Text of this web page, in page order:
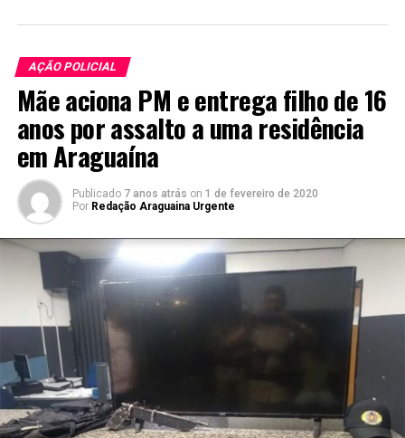
AÇÃO POLICIAL
Mãe aciona PM e entrega filho de 16
anos por assalto a uma residência
em Araguaína
Publicado 7 anos atrás on 1 de fevereiro de 2020
Por Redação Araguaina Urgente